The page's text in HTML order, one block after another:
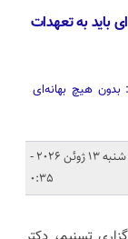
باید به تعهدات
هیچ بهانه‌ای
تاریخ انتشار : شنبه 13 ژوئن 2026 -
0:35